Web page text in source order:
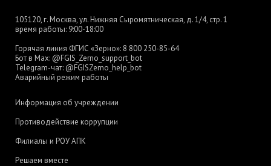
105120, г. Москва, ул. Нижняя Сыромятническая, д. 1/4, стр. 1
время работы: 9:00-18:00
Горячая линия ФГИС «Зерно»: 8 800 250-85-64
Бот в Max: @FGIS_Zerno_support_bot
Telegram-чат: @FGISZerno_help_bot
Аварийный режим работы
Информация об учреждении
Противодействие коррупции
Филиалы и РОУ АПК
Решаем вместе